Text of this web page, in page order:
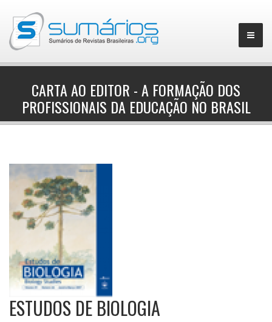
CARTA AO EDITOR - A FORMAÇÃO DOS
PROFISSIONAIS DA EDUCAÇÃO NO BRASIL
ESTUDOS DE BIOLOGIA